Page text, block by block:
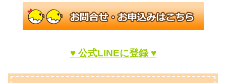
♥ 公式LINEに登録 ♥